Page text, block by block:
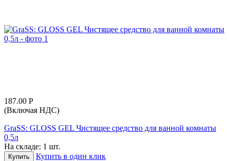
187.00 Р
(Включая НДС)
GraSS: GLOSS GEL Чистящее средство для ванной комнаты
0,5л
На складе: 1 шт.
Купить Купить в один клик